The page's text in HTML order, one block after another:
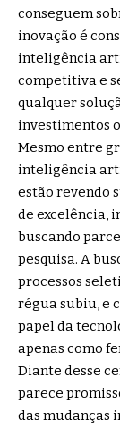
conseguem
inovação é
inteligência
competitiva e
qualquer
investimentos
Mesmo entre
inteligência
estão revendo
de excelência,
buscando
pesquisa. A
processos
régua subiu, e
papel da
apenas como
Diante desse
parece
das mudanças